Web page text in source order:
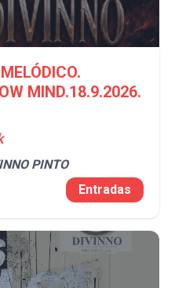
MIND.18.9.2026.
PINTO
Entradas